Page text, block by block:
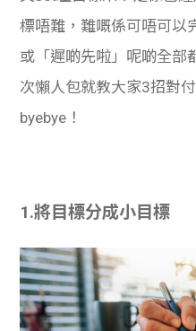
標唔難，難嘅係可唔可以
或「遲啲先啦」呢啲全部
次懶人包就教大家3招對
byebye！
1.將目標分成小目標